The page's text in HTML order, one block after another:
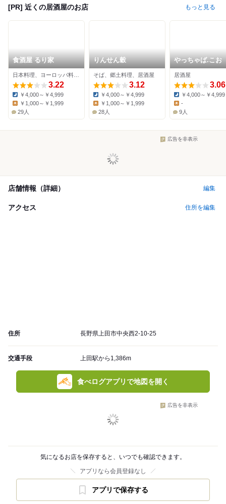
[PR] 近くの居酒屋のお店 もっと見る
食酒屋 るり家
3.22
Dinner:
￥4,000～￥4,999
Lunch:
￥1,000～￥1,999
29人
りんせん穀
そば、郷土料理、居酒屋
3.12
Dinner:
￥4,000～￥4,999
Lunch:
￥1,000～￥1,999
28人
やっちゃば.こお
居酒屋
3.06
Dinner:
￥4,000～￥4,999
Lunch:
-
9人
広告を非表示
店舗情報（詳細） 編集
アクセス 住所を編集
住所 長野県上田市中央西2-10-25
交通手段 上田駅から1,386m
食べログアプリで地図を開く
広告を非表示
気になるお店を保存すると、いつでも確認できます。
アプリなら会員登録なし
アプリで保存する